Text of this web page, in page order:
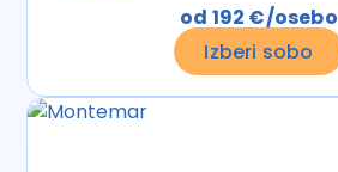
od 192 €/osebo
Izberi sobo